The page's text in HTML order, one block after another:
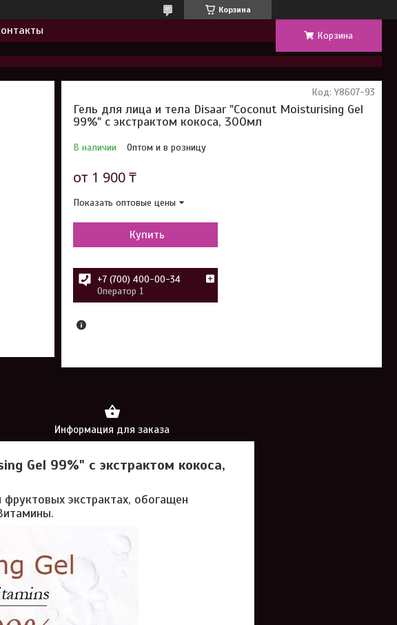
Корзина
Корзина
Гель для лица и тела Disaar "Coconut Moisturising Gel
99%" с экстрактом кокоса, 300мл
В наличии Оптом и в розницу
Код: Y8607-93
от 1 900 ₸
Показать оптовые цены
Купить
+7 (700) 400-00-34
Оператор 1
Информация для заказа
Gel 99%" с экстрактом кокоса,
экстрактах, обогащен